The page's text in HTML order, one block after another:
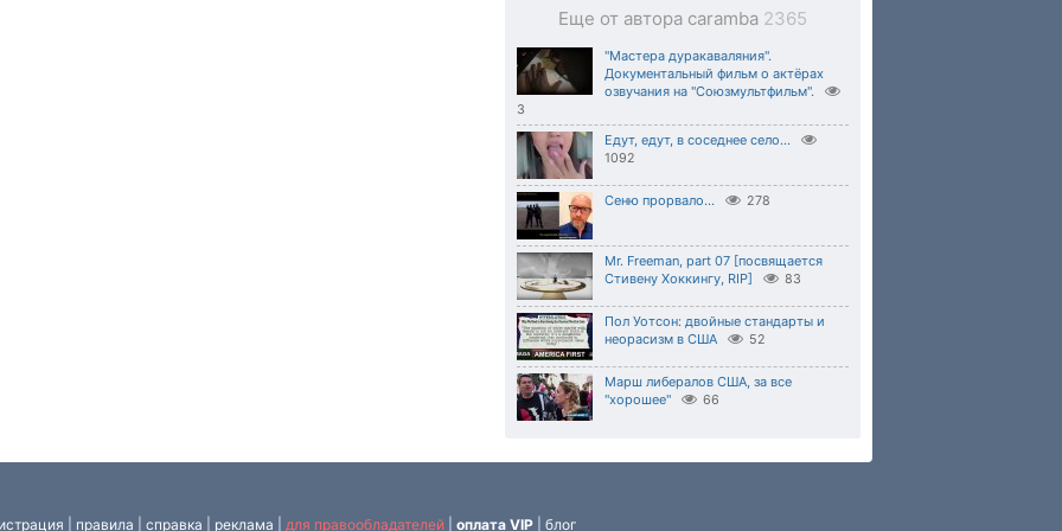
Еще от автора caramba 2365
"Мастера дуракаваляния".
Документальный фильм о актёрах
озвучания на "Союзмультфильм".
3
Едут, едут, в соседнее село...
1092
Сеню прорвало... 278
Mr. Freeman, part 07 [посвящается
Стивену Хоккингу, RIP]
83
Пол Уотсон: двойные стандарты и
неорасизм в США
52
Марш либералов США, за все
"хорошее"
66
правила справка реклама для правообладателей оплата VIP блог